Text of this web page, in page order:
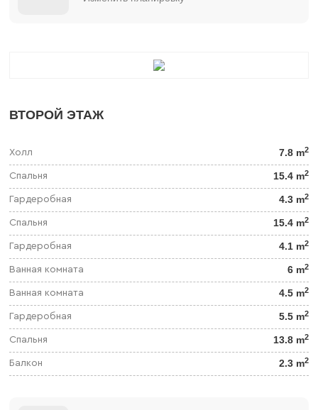
ВТОРОЙ ЭТАЖ
Холл 7.8 m2
Спальня 15.4 m2
Гардеробная 4.3 m2
Спальня 15.4 m2
Гардеробная 4.1 m2
Ванная комната 6 m2
Ванная комната 4.5 m2
Гардеробная 5.5 m2
Спальня 13.8 m2
Балкон 2.3 m2